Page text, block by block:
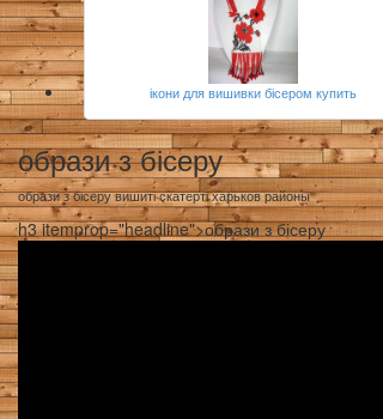
ікони для вишивки бісером купить
образи з бісеру
образи з бісеру вишиті скатерті харьков районы
h3 itemprop="headline">образи з бісеру